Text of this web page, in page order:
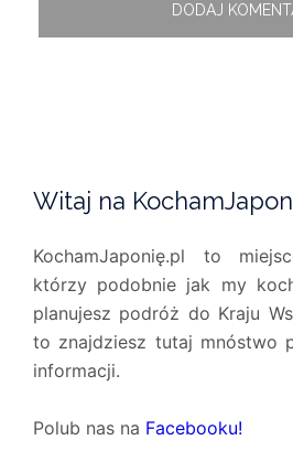
Witaj na
KochamJaponię.pl to
którzy podobnie jak my
planujesz podróż do Kraju
to znajdziesz tutaj mnóstwo
informacji.
Polub nas na Facebooku!